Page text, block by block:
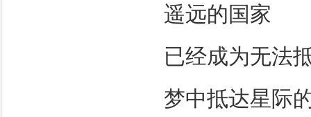
遥远的国家
已经成为无法
梦中抵达星际